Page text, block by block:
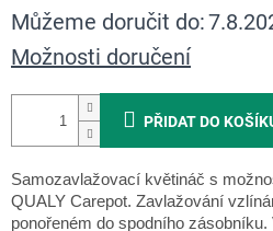
Můžeme doručit do:
Možnosti doručení
PŘIDAT DO
Samozavlažovací květináč s
QUALY Carepot. Zavlažování
ponořeném do spodního